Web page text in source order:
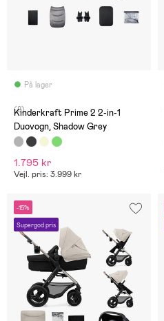
På lager
(8)
Kinderkraft Prime 2 2-in-1
Duovogn, Shadow Grey
1.795 kr
Vejl. pris: 3.999 kr
-15%
Supergod pris